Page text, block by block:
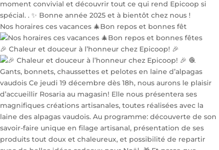
Nos horaires ces vacances 🎄Bon repos et bonnes fêt
🎉 Chaleur et douceur à l’honneur chez Epicoop! 🎉